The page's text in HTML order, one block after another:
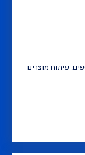
פיתוח מוצרים